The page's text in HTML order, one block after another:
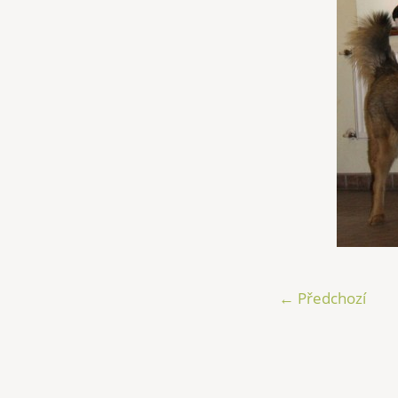
← Předchozí